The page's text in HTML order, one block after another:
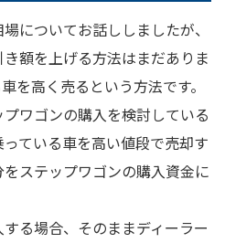
についてお話ししましたが、
額を上げる方法はまだありま
を高く売るという方法です。
ワゴンの購入を検討している
ている車を高い値段で売却す
ステップワゴンの購入資金に
る場合、そのままディーラー